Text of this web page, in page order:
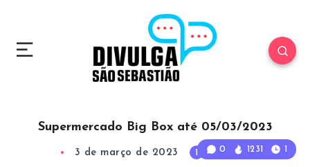
0 1231 1
Supermercado Big Box até 05/03/2023
3 de março de 2023 1 Min Read